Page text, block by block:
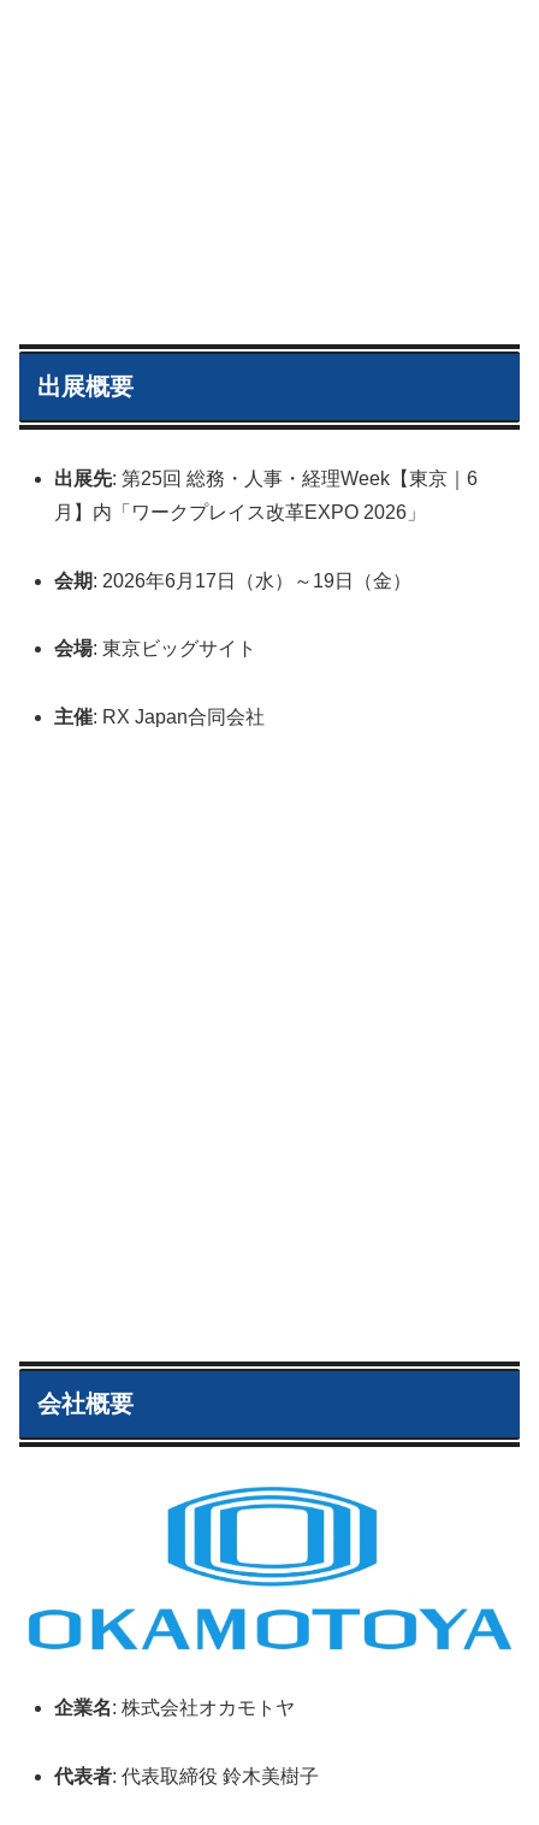
出展概要
出展先: 第25回 総務・人事・経理Week【東京｜6
月】内「ワークプレイス改革EXPO 2026」
会期: 2026年6月17日（水）～19日（金）
会場: 東京ビッグサイト
主催: RX Japan合同会社
会社概要
企業名: 株式会社オカモトヤ
代表者: 代表取締役 鈴木美樹子